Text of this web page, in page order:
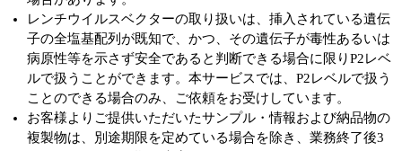
レンチウイルスベクターの取り扱いは、挿入されている遺伝
子の全塩基配列が既知で、かつ、その遺伝子が毒性あるいは
病原性等を示さず安全であると判断できる場合に限りP2レベ
ルで扱うことができます。本サービスでは、P2レベルで扱う
ことのできる場合のみ、ご依頼をお受けしています。
お客様よりご提供いただいたサンプル・情報および納品物の
複製物は、別途期限を定めている場合を除き、業務終了後3